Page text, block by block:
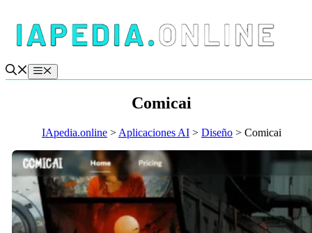
contenido
Menú
Comicai
IApedia.online > Aplicaciones AI > Diseño > Comicai